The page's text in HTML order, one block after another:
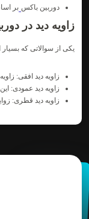
دوربین باکس بر
زاویه دید در
یکی از سوالاتی که بسیار
زاویه دید افقی:
زاویه دید عمودی:
زاویه دید قطری: